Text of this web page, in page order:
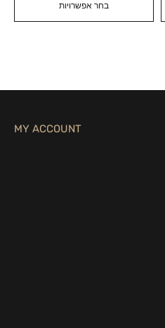
בחר אפשרויות
MY ACCOUNT